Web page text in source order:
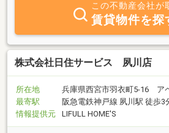
この不動産会社が
賃貸物件を探
株式会社日住サービス 夙川店
所在地
兵庫県西宮市羽衣町5-16 ア
最寄駅
阪急電鉄神戸線 夙川駅 徒歩3
情報提供元
LIFULL HOME'S